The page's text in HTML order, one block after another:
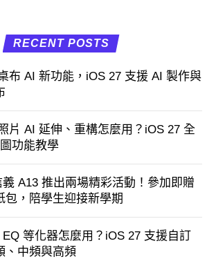
RECENT POSTS
布 AI 新功能，iOS 27 支援 AI 製作與
片 AI 延伸、重構怎麼用？iOS 27 全
功能教學
義 A13 推出兩場精彩活動！參加即贈
包，陪學生迎接新學期
等化器怎麼用？iOS 27 支援自訂
、中頻與高頻